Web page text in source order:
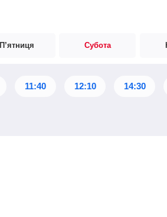
П’ятниця Субота
11:40 12:10 14:30